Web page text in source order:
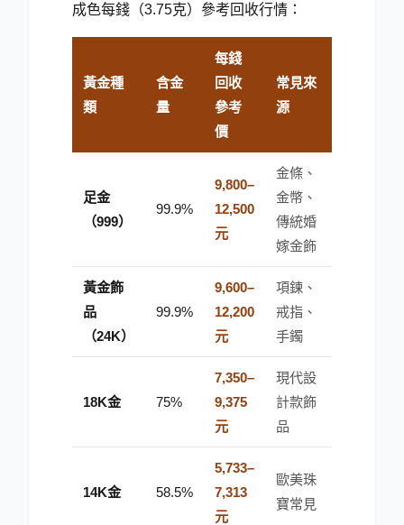
成色每錢（3.75克）參考回收行情：
黃金種
類
含金
量
每錢
回收
參考
價
常見來
源
足金
（999）
99.9%
9,800–
12,500
元
金條、
金幣、
傳統婚
嫁金飾
黃金飾
品
（24K）
99.9%
9,600–
12,200
元
項鍊、
戒指、
手鐲
18K金 75%
7,350–
9,375
元
現代設
計款飾
品
14K金 58.5%
5,733–
7,313
元
歐美珠
寶常見